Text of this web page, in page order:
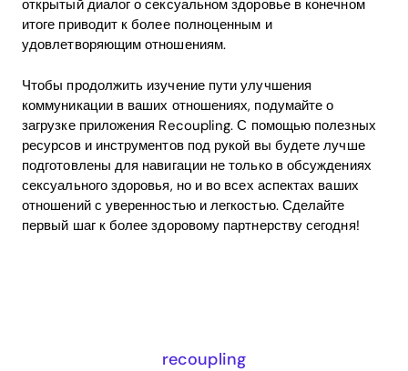
открытый диалог о сексуальном здоровье в конечном
итоге приводит к более полноценным и
удовлетворяющим отношениям.
Чтобы продолжить изучение пути улучшения
коммуникации в ваших отношениях, подумайте о
загрузке приложения Recoupling. С помощью полезных
ресурсов и инструментов под рукой вы будете лучше
подготовлены для навигации не только в обсуждениях
сексуального здоровья, но и во всех аспектах ваших
отношений с уверенностью и легкостью. Сделайте
первый шаг к более здоровому партнерству сегодня!
recoupling